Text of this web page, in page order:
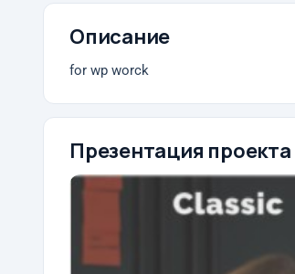
Описание
for wp worck
Презентация проекта